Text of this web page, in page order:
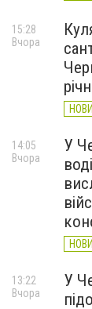
15:28
Вчора
У
14:05
Вчора
У
13:22
Вчора